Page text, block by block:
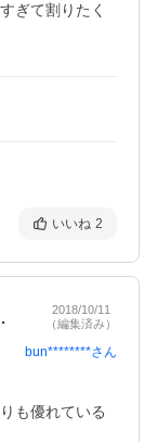
ぎて割りたく
いいね 2
した。…
2018/10/11
（編集済み）
bun********さん
も優れている